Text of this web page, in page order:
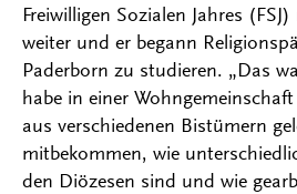
Freiwilligen Sozialen Jahres
weiter und er begann
Paderborn zu studieren. „Das
habe in einer
aus verschiedenen Bistümern
mitbekommen, wie
den Diözesen sind und wie